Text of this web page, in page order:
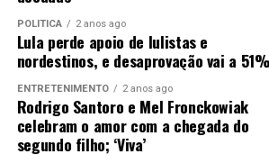
local onde oferecerão seus serviços,
que não considerem favoráveis, sem
escolher a rota de entrega mais
entregadores podem trabalhar para
concorrentes sem qualquer
trabalhadores autônomos, devem
da atividade”.
POLÍTICA 2 anos ago
Lula perde apoio de lulistas e
nordestinos, e desaprovação vai a 51%
ENTRETENIMENTO 2 anos ago
Rodrigo Santoro e Mel Fronckowiak
celebram o amor com a chegada do
segundo filho; ‘Viva’